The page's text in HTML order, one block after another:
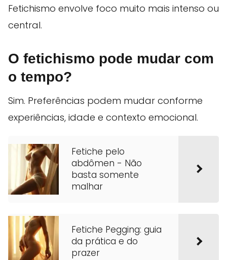
Fetichismo envolve foco muito mais intenso ou
central.
O fetichismo pode mudar com
o tempo?
Sim. Preferências podem mudar conforme
experiências, idade e contexto emocional.
Fetiche pelo
abdômen - Não
basta somente
malhar
Fetiche Pegging: guia
da prática e do
prazer